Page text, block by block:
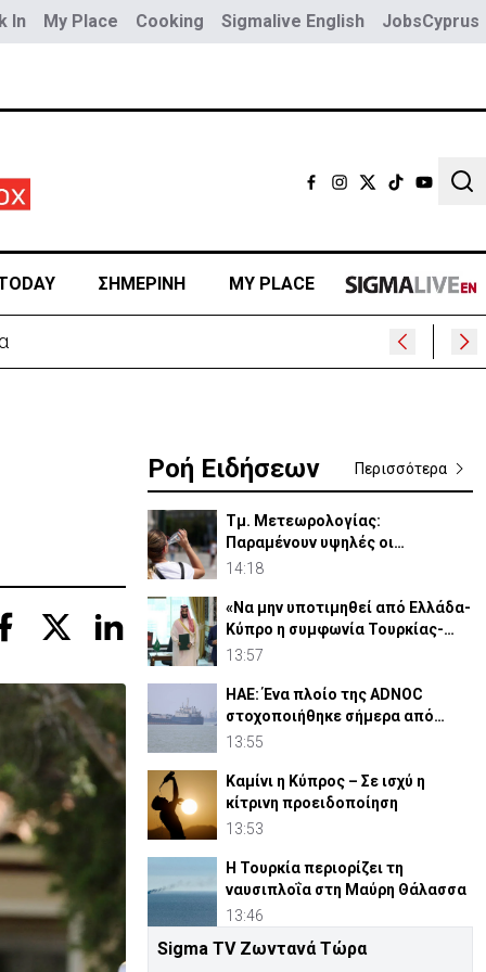
In My Place Cooking Sigmalive English JobsCyprus
ΣΗΜΕΡΙΝΗ MY PLACE
Ροή Ειδήσεων Περισσότερα
Τμ. Μετεωρολογίας:
Παραμένουν υψηλές οι
θερμοκρασίες με αυξημένη
14:18
«Να μην υποτιμηθεί από Ελλάδα-
Κύπρο η συμφωνία Τουρκίας-
Πακιστάν-Σ. Αραβίας»
13:57
ΗΑΕ: Ένα πλοίο της ADNOC
στοχοποιήθηκε σήμερα από
πύραυλο στα Στενά του Ορμούζ
13:55
Καμίνι η Κύπρος – Σε ισχύ η
κίτρινη προειδοποίηση
13:53
Η Τουρκία περιορίζει τη
ναυσιπλοΐα στη Μαύρη Θάλασσα
13:46
Ιαπωνία: Ο τυφώνας Dolphin
Sigma TV Ζωντανά Τώρα